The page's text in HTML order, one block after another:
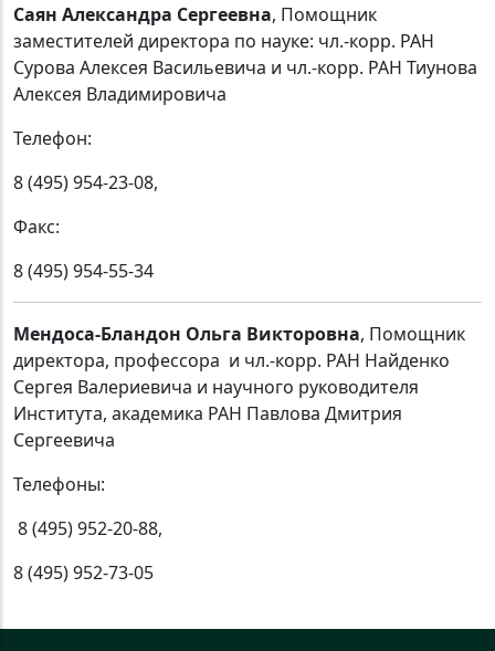
Саян Александра Сергеевна, Помощник
заместителей директора по науке: чл.-корр. РАН
Сурова Алексея Васильевича и чл.-корр. РАН Тиунова
Алексея Владимировича
Телефон:
8 (495) 954-23-08,
Факс:
8 (495) 954-55-34
Мендоса-Бландон Ольга Викторовна, Помощник
директора, профессора и чл.-корр. РАН Найденко
Сергея Валериевича и научного руководителя
Института, академика РАН Павлова Дмитрия
Сергеевича
Телефоны:
8 (495) 952-20-88,
8 (495) 952-73-05